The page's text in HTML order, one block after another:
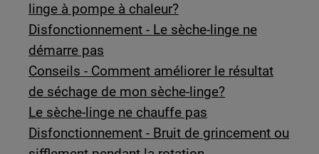
linge à pompe à chaleur?
Disfonctionnement - Le sèche-linge ne
démarre pas
Conseils - Comment améliorer le résultat
de séchage de mon sèche-linge?
Le sèche-linge ne chauffe pas
Disfonctionnement - Bruit de grincement ou